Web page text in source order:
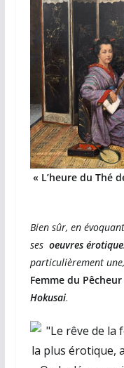
« L’heure du Thé
Bien sûr, en évoquant
sesoeuvres
particulièrement
Femme du Pêcheur
Hokusai.